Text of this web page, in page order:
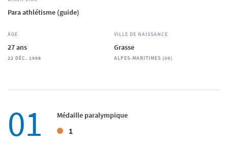
Para athlétisme (guide)
ÂGE
27 ans
22 DÉC. 1998
VILLE DE NAISSANCE
Grasse
ALPES-MARITIMES (06)
01 Médaille paralympique
1